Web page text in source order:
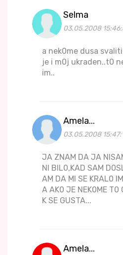
Selma
03.05.2008
a nek0me dusa
je i m0j ukraden..t0
im..
Amela...
03.05.2008
JA ZNAM DA JA
NI BIL0,KAD SAM
AM DA MI SE KRAL0
A AK0 JE NEK0ME T0
K SE GUSTA...
Amela...